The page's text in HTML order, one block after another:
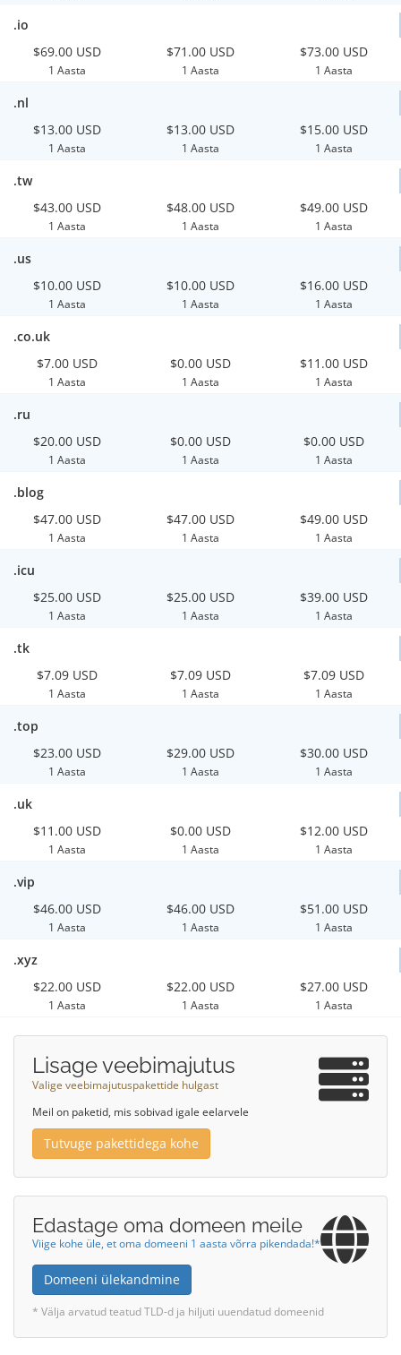
.io
$69.00 USD
1 Aasta
$71.00 USD
1 Aasta
$73.00 USD
1 Aasta
.nl
$13.00 USD
1 Aasta
$13.00 USD
1 Aasta
$15.00 USD
1 Aasta
.tw
$43.00 USD
1 Aasta
$48.00 USD
1 Aasta
$49.00 USD
1 Aasta
.us
$10.00 USD
1 Aasta
$10.00 USD
1 Aasta
$16.00 USD
1 Aasta
.co.uk
$7.00 USD
1 Aasta
$0.00 USD
1 Aasta
$11.00 USD
1 Aasta
.ru
$20.00 USD
1 Aasta
$0.00 USD
1 Aasta
$0.00 USD
1 Aasta
.blog
$47.00 USD
1 Aasta
$47.00 USD
1 Aasta
$49.00 USD
1 Aasta
.icu
$25.00 USD
1 Aasta
$25.00 USD
1 Aasta
$39.00 USD
1 Aasta
.tk
$7.09 USD
1 Aasta
$7.09 USD
1 Aasta
$7.09 USD
1 Aasta
.top
$23.00 USD
1 Aasta
$29.00 USD
1 Aasta
$30.00 USD
1 Aasta
.uk
$11.00 USD
1 Aasta
$0.00 USD
1 Aasta
$12.00 USD
1 Aasta
.vip
$46.00 USD
1 Aasta
$46.00 USD
1 Aasta
$51.00 USD
1 Aasta
.xyz
$22.00 USD
1 Aasta
$22.00 USD
1 Aasta
$27.00 USD
1 Aasta
Lisage veebimajutus
Valige veebimajutuspakettide hulgast
Meil on paketid, mis sobivad igale eelarvele
Tutvuge pakettidega kohe
Edastage oma domeen meile
Viige kohe üle, et oma domeeni 1 aasta võrra pikendada!*
Domeeni ülekandmine
* Välja arvatud teatud TLD-d ja hiljuti uuendatud domeenid